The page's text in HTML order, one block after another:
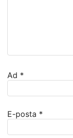
Ad *
E-posta *